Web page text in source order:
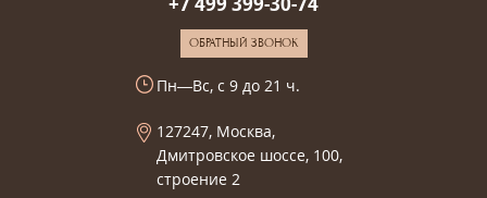
ОБРАТНЫЙ ЗВОНОК
Пн—Вс, с 9 до 21 ч.
127247, Москва,
Дмитровское шоссе, 100,
строение 2